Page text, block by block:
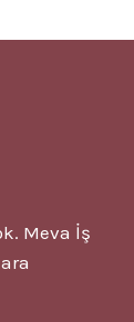
Meva İş